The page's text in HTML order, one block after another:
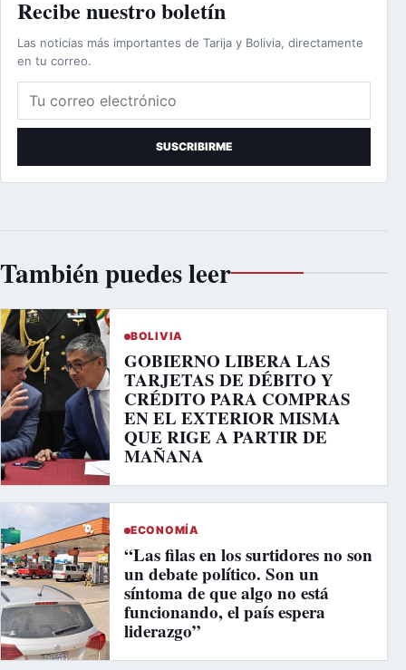
Recibe nuestro boletín
Las noticias más importantes de Tarija y Bolivia, directamente
en tu correo.
Correo electrónico
SUSCRIBIRME
También puedes leer
BOLIVIA
GOBIERNO LIBERA LAS
TARJETAS DE DÉBITO Y
CRÉDITO PARA COMPRAS
EN EL EXTERIOR MISMA
QUE RIGE A PARTIR DE
MAÑANA
ECONOMÍA
“Las filas en los surtidores no son
un debate político. Son un
síntoma de que algo no está
funcionando, el país espera
liderazgo”